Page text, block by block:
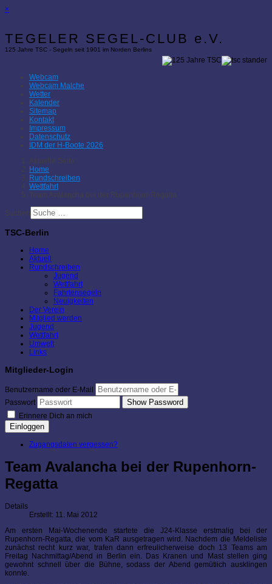
×
TEGELER SEGEL-CLUB e.V.
125 Jahre TSC - Segeln seit 1901 im Norden Berlins
Webcam
Webcam Malche
Wetter
Kalender
Sitemap
Kontakt
Impressum
Datenschutz
IDM der H-Boote 2026
Aktuelle Seite:
Home
Rundschreiben
Wettfahrt
Team Avalancha bei der Rupenhorn-Regatta
Suchen
TSC-Berlin
Home
Aktuell
Rundschreiben
Jugend
Wettfahrt
Fahrtensegeln
Neuigkeiten
Der Verein
Mitglied werden
Jugend
Wettfahrt
Umwelt
Links
Mitglieder-Login
Benutzername oder E-Mail
Passwort
Show Password
Erinnere Dich an mich
Einloggen
Zugangsdaten vergessen?
Team Avalancha bei der Rupenhorn-
Regatta
Details
Erstellt: 11. Mai 2012
Am ersten Mai-Wochenende startete die J24-Klasse erstmalig bei der
Rupenhorn-Regatta, die vom KaR ausgetragen wird. Nachdem die Meldeliste
zunächst recht kurz war, trafen dann erfreulicherweise doch 13 Teams am
Freitag Nachmittag/Abend in Berlin ein. Das Kranen und Mast stellen ging
gewohnt schnell über die Bühne, sodass der Abend gemütlich ausklingen
konnte.